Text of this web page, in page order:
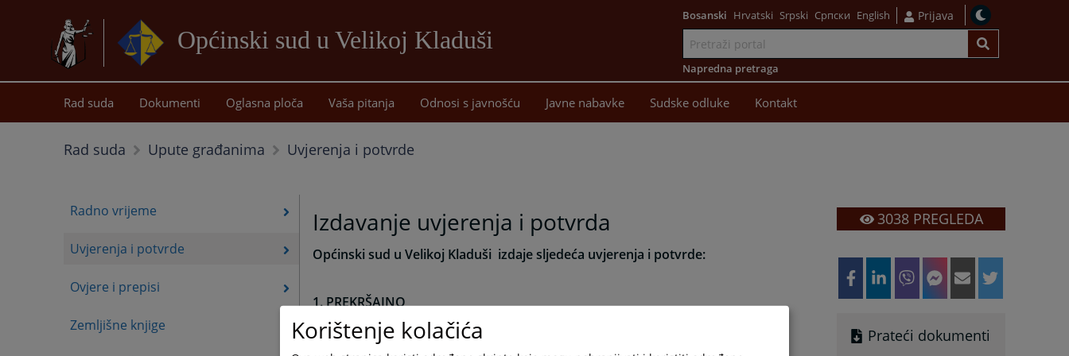
Općinski sud u Velikoj Kladuši
sadržaj
Bosanski Hrvatski Srpski Српски English Prijava
Napredna pretraga
Rad suda Dokumenti Oglasna ploča Vaša pitanja Odnosi s javnošću Javne nabavke Sudske odluke Kontakt
Rad suda Upute građanima Uvjerenja i potvrde
Radno vrijeme
Uvjerenja i potvrde
Ovjere i prepisi
Zemljišne knjige
Izdavanje uvjerenja i potvrda
Općinski sud u Velikoj Kladuši izdaje sljedeća uvjerenja i potvrde:
1. PREKRŠAJNO
a) Uvjerenje o nekažnjavanju
3038PREGLEDA
Prateći dokumenti
Korištenje kolačića